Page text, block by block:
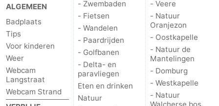
ALGEMEEN
Badplaats
Tips
Voor kinderen
Weer
Webcam
Langstraat
Webcam Strand
- Zwembaden
- Fietsen
- Wandelen
- Paardrijden
- Golfbanen
- Delta- en
paravliegen
Eten en drinken
Natuur
- Veere
- Natuur
Oranjezon
- Oostkapelle
- Natuur de
Mantelingen
- Domburg
- Westkapelle
- Natuur